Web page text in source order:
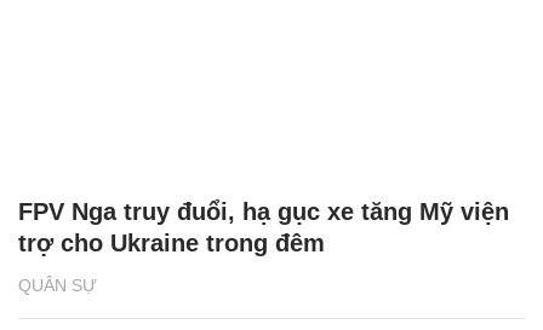
QUÂN SỰ
FPV Nga truy đuổi, hạ gục xe tăng Mỹ viện
trợ cho Ukraine trong đêm